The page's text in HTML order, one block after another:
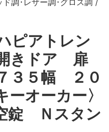
調･レザー調･グロス調 /
ピアトレン
きドア 扉
３５幅 ２０
オーカー〉
錠 Ｎスタン